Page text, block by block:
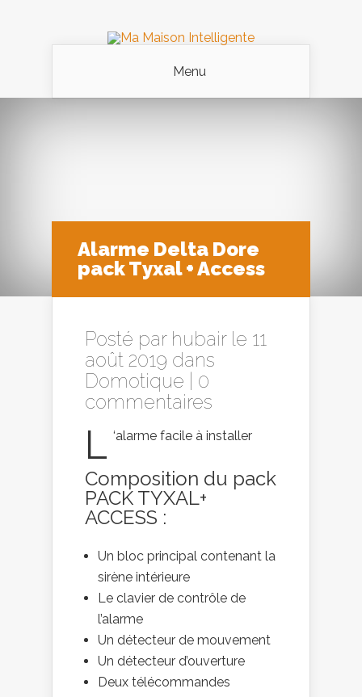
Menu
Alarme Delta Dore
pack Tyxal + Access
Posté par hubairle 11
août 2019 dans
Domotique
0
commentaires
L ‘alarme facile à installer
Composition du pack
PACK TYXAL+
ACCESS :
Un bloc principal contenant la
sirène intérieure
Le clavier de contrôle de
l’alarme
Un détecteur de mouvement
Un détecteur d’ouverture
Deux télécommandes